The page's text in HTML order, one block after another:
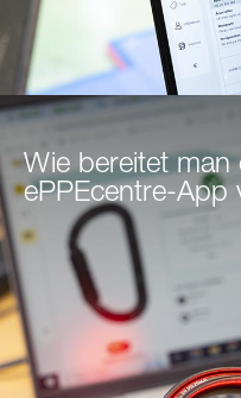
Wie bereitet
ePPEcentre-App